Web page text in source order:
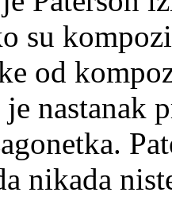
su
od
nastanak
nikada